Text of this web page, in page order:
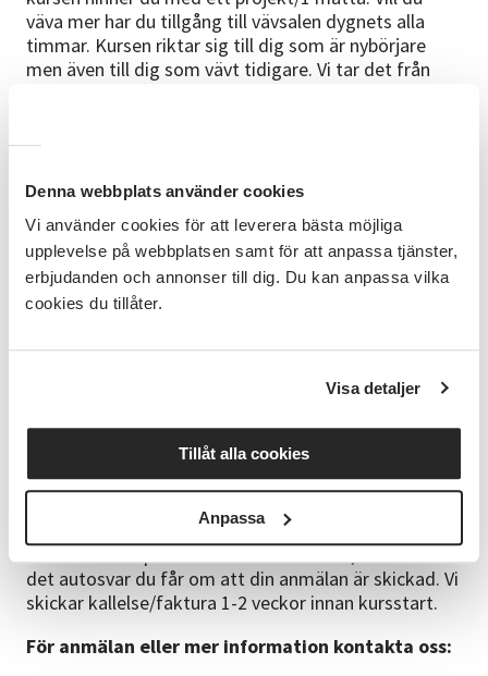
Denna webbplats använder cookies
Vi använder cookies för att leverera bästa möjliga
upplevelse på webbplatsen samt för att anpassa tjänster,
erbjudanden och annonser till dig. Du kan anpassa vilka
cookies du tillåter.
Visa detaljer
Tillåt alla cookies
Anpassa
väva mer har du tillgång till vävsalen dygnets alla
timmar. Kursen riktar sig till dig som är nybörjare
men även till dig som vävt tidigare. Vi tar det från
Studiematerial:
En hel del material finns att tillgå i
vävlokalen. Vi har fokus på återbruk. Viss kostnad för
material kan tillkomma beroende på vad du önskar
väva.
Bra att veta:Deltagarna har tillgång till lokalen flera
Orust Återbruk
Studiecirkeln startar vid 8
framöver. Om du är intresserad av att gå så anmäl
dig som reserv. Får du inte en plats den här
omgången står du kvar på vår kölista och kan
erbjudas en plats på kommande cirklar. Observera att
vi regelrätt inte skickar någon bekräftelse på
anmälan via e-post direkt efter anmälan, annat än
det autosvar du får om att din anmälan är skickad. Vi
skickar kallelse/faktura 1-2 veckor innan kursstart.
För anmälan eller mer information kontakta oss: